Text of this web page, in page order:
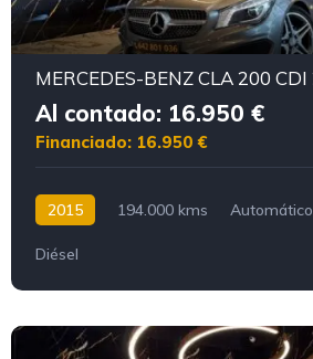
Al contado: 16.950 €
Financiado: 16.950 €
2015 194.000 kms Automático
Diésel